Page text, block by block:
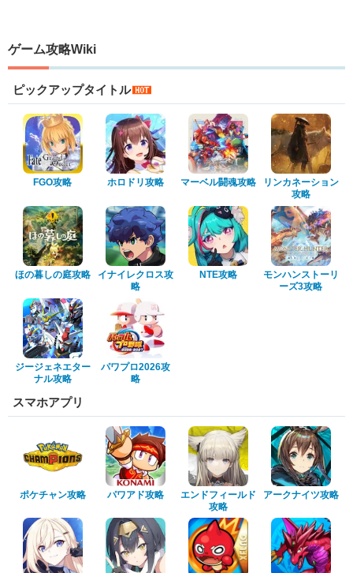
ゲーム攻略Wiki
ピックアップタイトル
FGO攻略 ホロドリ攻略 マーベル闘魂攻略
リンカネーション
攻略
ほの暮しの庭攻略
イナイレクロス攻
略
NTE攻略
モンハンストーリ
ーズ3攻略
ジージェネエター
ナル攻略
パワプロ2026攻
略
スマホアプリ
ポケチャン攻略 パワアド攻略
エンドフィールド
攻略
アークナイツ攻略